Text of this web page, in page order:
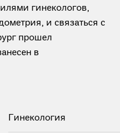
гинекологов,
и связаться с
прошел
в
Гинекология